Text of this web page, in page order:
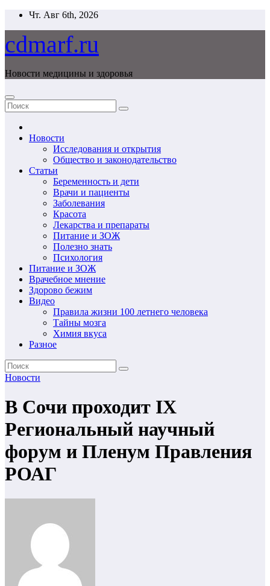
Перейти
содержимому
Чт. Авг 6th, 2026
cdmarf.ru
Новости медицины и здоровья
Новости
Исследования и открытия
Общество и законодательство
Статьи
Беременность и дети
Врачи и пациенты
Заболевания
Красота
Лекарства и препараты
Питание и ЗОЖ
Полезно знать
Психология
Питание и ЗОЖ
Врачебное мнение
Здорово бежим
Видео
Правила жизни 100 летнего человека
Тайны мозга
Химия вкуса
Разное
Новости
В Сочи проходит IX
Региональный научный
форум и Пленум Правления
РОАГ